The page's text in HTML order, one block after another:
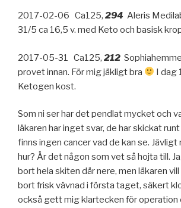
2017-02-06 Ca125, 294 Aleris
31/5 ca 16,5 v. med Keto och basisk
2017-05-31 Ca125, 212
provet innan. För mig jäkligt bra
I dag
Ketogen kost.
Som ni ser har det pendlat mycket och
läkaren har inget svar, de har skickat
finns ingen cancer vad de kan se.
hur? Är det någon som vet så hojta till.
bort hela skiten där nere, men läkaren
bort frisk vävnad i första taget, säkert
också gett mig klartecken för operation